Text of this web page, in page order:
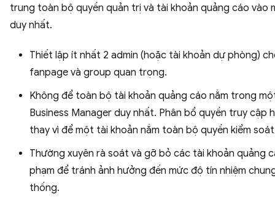
trung toàn bộ quyền quản trị và tài khoản quảng cáo vào
duy nhất.
Thiết lập ít nhất 2 admin (hoặc tài khoản dự phòng)
fanpage và group quan trọng.
Không để toàn bộ tài khoản quảng cáo nằm trong
Business Manager duy nhất. Phân bổ quyền truy cập
thay vì để một tài khoản nắm toàn bộ quyền kiểm
Thường xuyên rà soát và gỡ bỏ các tài khoản quảng
phạm để tránh ảnh hưởng đến mức độ tín nhiệm
thống.